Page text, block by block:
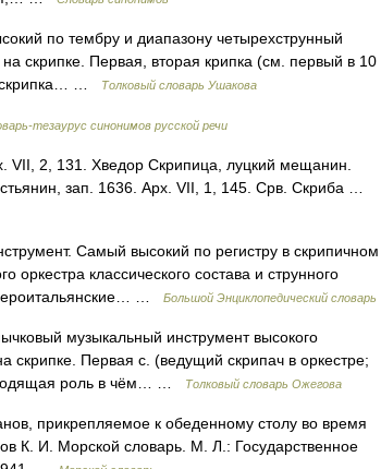
по тембру и диапазону четырехструнный
скрипке. Первая, вторая крипка (см. первый в 10
скрипка… …
Толковый словарь Ушакова
тезаурус синонимов русской речи
2, 131. Хведор Скрипица, луцкий мещанин.
зап. 1636. Арх. VII, 1, 145. Срв. Скриба …
Самый высокий по регистру в скрипичном
оркестра классического состава и струнного
…
Большой Энциклопедический словарь
музыкальный инструмент высокого
скрипке. Первая с. (ведущий скрипач в оркестре;
роль в чём… …
Толковый словарь Ожегова
прикрепляемое к обеденному столу во время
К. И. Морской словарь. М. Л.: Государственное